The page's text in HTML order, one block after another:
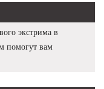
экстрима в
помогут вам